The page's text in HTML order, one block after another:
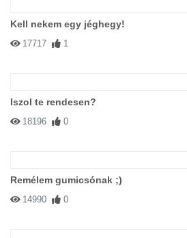
Kell nekem egy jéghegy!
17717 1
Iszol te rendesen?
18196 0
Remélem gumicsónak ;)
14990 0